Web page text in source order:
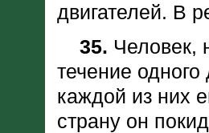
двигателей. В
35. Человек,
течение
каждой из них
страну он